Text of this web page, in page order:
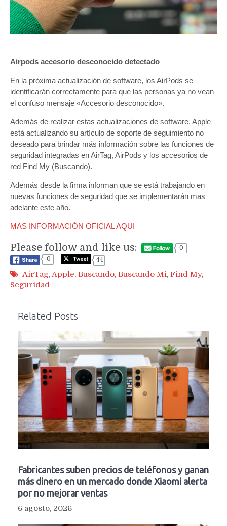
Airpods accesorio desconocido detectado
En la próxima actualización de software, los AirPods se
identificarán correctamente para que las personas ya no vean
el confuso mensaje «Accesorio desconocido».
Además de realizar estas actualizaciones de software, Apple
está actualizando su artículo de soporte de seguimiento no
deseado para brindar más información sobre las funciones de
seguridad integradas en AirTag, AirPods y los accesorios de
red ‌Find My (Buscando).
Además desde la firma informan que se está trabajando en
nuevas funciones de seguridad que se implementarán mas
adelante este año.
MAS INFORMACIÓN OFICIAL AQUI
Please follow and like us:
0
0
44
AirTag,Apple, Buscando, Buscando Mi, Find My,
Seguridad
Related Posts
Fabricantes suben precios de teléfonos y ganan
más dinero en un mercado donde Xiaomi alerta
por no mejorar ventas
6 agosto, 2026